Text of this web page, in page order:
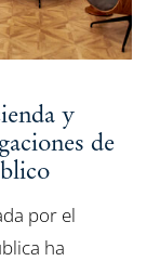
y
de
por el
ha